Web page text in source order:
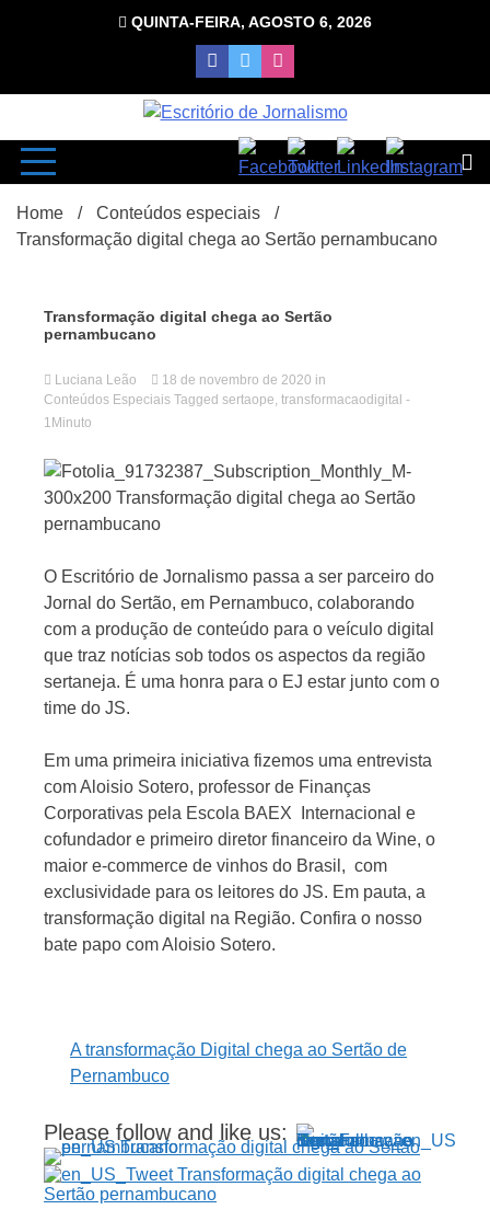
QUINTA-FEIRA, AGOSTO 6, 2026
de
com Luciana Leão
Home
Conteúdos especiais
Transformação digital chega ao Sertão pernambucano
Transformação digital chega ao Sertão
pernambucano
Luciana Leão 18 de novembro de 2020 in
Conteúdos Especiais Tagged sertaope, transformacaodigital -
1Minuto
O Escritório de Jornalismo passa a ser parceiro do
Jornal do Sertão, em Pernambuco, colaborando
com a produção de conteúdo para o veículo digital
que traz notícias sob todos os aspectos da região
sertaneja. É uma honra para o EJ estar junto com o
time do JS.
Em uma primeira iniciativa fizemos uma entrevista
com Aloisio Sotero, professor de Finanças
Corporativas pela Escola BAEX Internacional e
cofundador e primeiro diretor financeiro da Wine, o
maior e-commerce de vinhos do Brasil, com
exclusividade para os leitores do JS. Em pauta, a
transformação digital na Região. Confira o nosso
bate papo com Aloisio Sotero.
A transformação Digital chega ao Sertão de
Pernambuco
Please follow and like us: